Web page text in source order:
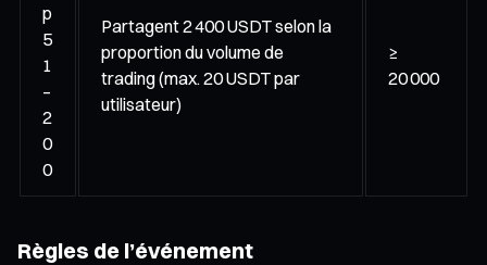
p
5
1
–
2
0
0
Partagent 2 400 USDT selon la
proportion du volume de
trading (max. 20 USDT par
utilisateur)
≥
20 000
Règles de l’événement